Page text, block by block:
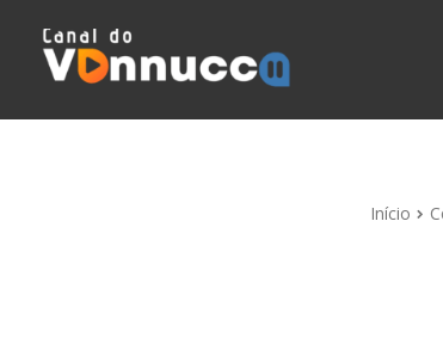
Início